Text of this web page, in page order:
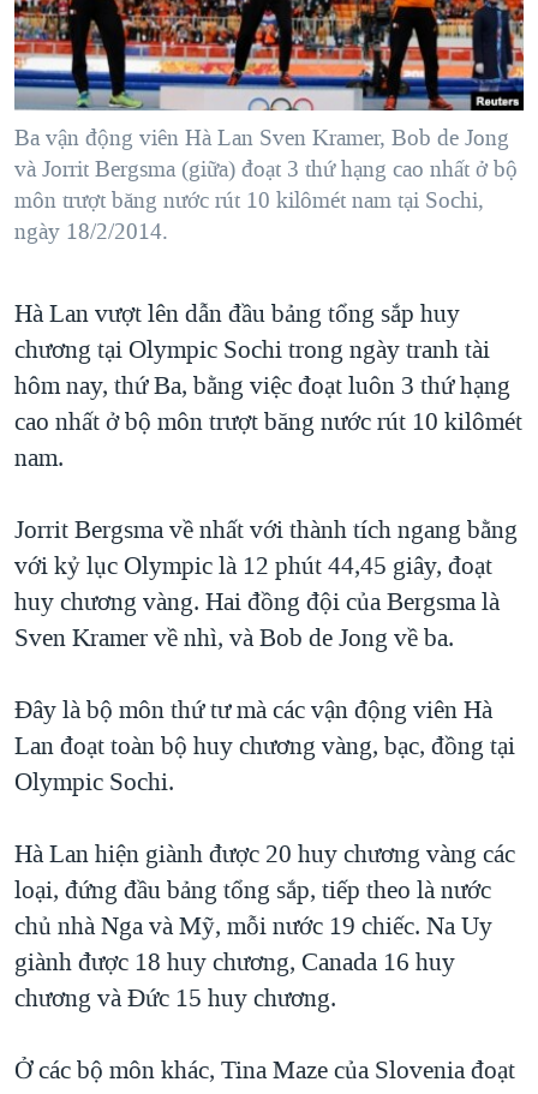
"Tìm"NGƯỜI VIỆT HẢI NGOẠI
ĐỜI SỐNG
KINH TẾ
KHOA HỌC
SỨC KHOẺ
VĂN HOÁ
GIÁO DỤC
TẠI
HÀNH TRÌNH BẦU CỬ 2024
MỘT NĂM CHIẾN TRANH TẠI DẢI GAZA
GIẢI MÃ VÀNH ĐAI & CON ĐƯỜNG
NGÀY TỊ NẠN THẾ GIỚI
TRỊNH VĨNH BÌNH - NGƯỜI HẠ 'BÊN THẮNG CUỘC'
CHI PHÍ CHIẾN TRANH AFGHANISTAN
CÁC GIÁ TRỊ CỘNG HÒA Ở VIỆT NAM
THƯỢNG ĐỈNH TRUMP-KIM TẠI VIỆT NAM
TRỊNH VĨNH BÌNH VS. CHÍNH PHỦ VIỆT NAM
BÊN KIA QUỐC LỘ: TIẾNG VỌNG TỪ NÔNG THÔN MỸ
QUAN HỆ VIỆT MỸ
VIDEO
NGHE
MẠNG XÃ HỘI
Ngôn ngữ khác
Ba vận động viên Hà Lan Sven Kramer, Bob de Jong
và Jorrit Bergsma (giữa) đoạt 3 thứ hạng cao nhất ở bộ
môn trượt băng nước rút 10 kilômét nam tại Sochi,
ngày 18/2/2014.
Hà Lan vượt lên dẫn đầu bảng tổng sắp huy
chương tại Olympic Sochi trong ngày tranh tài
hôm nay, thứ Ba, bằng việc đoạt luôn 3 thứ hạng
cao nhất ở bộ môn trượt băng nước rút 10 kilômét
nam.
Jorrit Bergsma về nhất với thành tích ngang bằng
với kỷ lục Olympic là 12 phút 44,45 giây, đoạt
huy chương vàng. Hai đồng đội của Bergsma là
Sven Kramer về nhì, và Bob de Jong về ba.
Ðây là bộ môn thứ tư mà các vận động viên Hà
Lan đoạt toàn bộ huy chương vàng, bạc, đồng tại
Olympic Sochi.
Hà Lan hiện giành được 20 huy chương vàng các
loại, đứng đầu bảng tổng sắp, tiếp theo là nước
chủ nhà Nga và Mỹ, mỗi nước 19 chiếc. Na Uy
giành được 18 huy chương, Canada 16 huy
chương và Ðức 15 huy chương.
Ở các bộ môn khác, Tina Maze của Slovenia đoạt